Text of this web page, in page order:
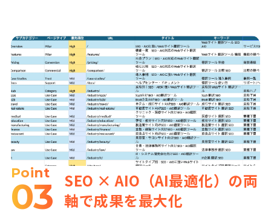
Point
03 SEO × AIO（AI最適化）の両
軸で成果を最大化